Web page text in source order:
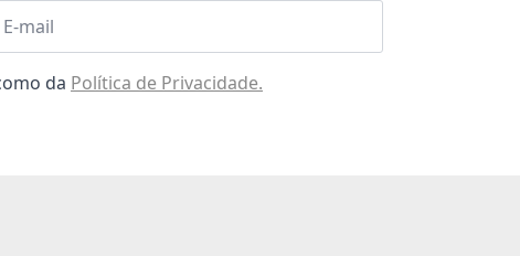
da Política de Privacidade.